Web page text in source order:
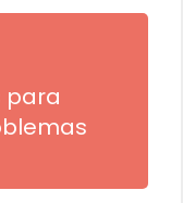
para